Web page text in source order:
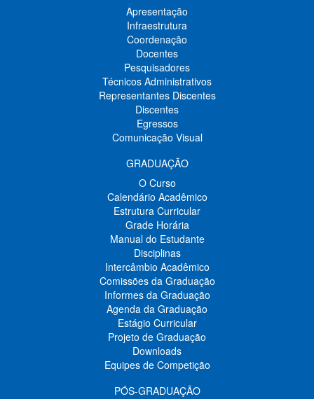
Apresentação
Infraestrutura
Coordenação
Docentes
Pesquisadores
Técnicos Administrativos
Representantes Discentes
Discentes
Egressos
Comunicação Visual
GRADUAÇÃO
O Curso
Calendário Acadêmico
Estrutura Curricular
Grade Horária
Manual do Estudante
Disciplinas
Intercâmbio Acadêmico
Comissões da Graduação
Informes da Graduação
Agenda da Graduação
Estágio Curricular
Projeto de Graduação
Downloads
Equipes de Competição
PÓS-GRADUAÇÃO